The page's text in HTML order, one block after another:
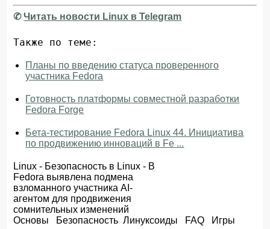
✆Читать новости Linux в Telegram
Также по теме:
Планы по введению статуса проверенного
участника Fedora
Готовность платформы совместной разработки
Fedora Forge
Бета-тестирование Fedora Linux 44. Инициатива
по продвижению инноваций в Fe ...
Linux - Безопасность в Linux - В
Fedora выявлена подмена
взломанного участника AI-
агентом для продвижения
сомнительных изменений
Основы
Безопасность Линуксоиды FAQ Игры